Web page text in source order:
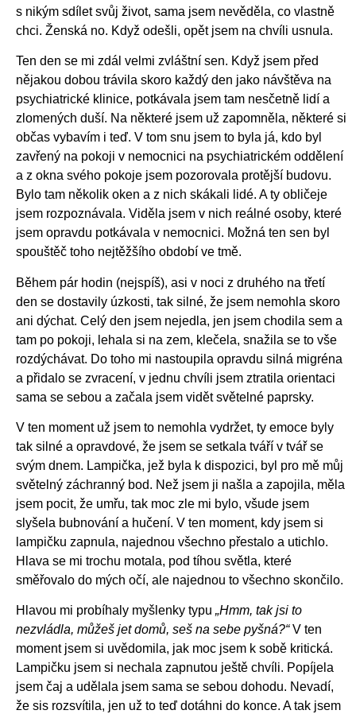
s nikým sdílet svůj život, sama jsem nevěděla, co vlastně
chci. Ženská no. Když odešli, opět jsem na chvíli usnula.
Ten den se mi zdál velmi zvláštní sen. Když jsem před
nějakou dobou trávila skoro každý den jako návštěva na
psychiatrické klinice, potkávala jsem tam nesčetně lidí a
zlomených duší. Na některé jsem už zapomněla, některé si
občas vybavím i teď. V tom snu jsem to byla já, kdo byl
zavřený na pokoji v nemocnici na psychiatrickém oddělení
a z okna svého pokoje jsem pozorovala protější budovu.
Bylo tam několik oken a z nich skákali lidé. A ty obličeje
jsem rozpoznávala. Viděla jsem v nich reálné osoby, které
jsem opravdu potkávala v nemocnici. Možná ten sen byl
spouštěč toho nejtěžšího období ve tmě.
Během pár hodin (nejspíš), asi v noci z druhého na třetí
den se dostavily úzkosti, tak silné, že jsem nemohla skoro
ani dýchat. Celý den jsem nejedla, jen jsem chodila sem a
tam po pokoji, lehala si na zem, klečela, snažila se to vše
rozdýchávat. Do toho mi nastoupila opravdu silná migréna
a přidalo se zvracení, v jednu chvíli jsem ztratila orientaci
sama se sebou a začala jsem vidět světelné paprsky.
V ten moment už jsem to nemohla vydržet, ty emoce byly
tak silné a opravdové, že jsem se setkala tváří v tvář se
svým dnem. Lampička, jež byla k dispozici, byl pro mě můj
světelný záchranný bod. Než jsem ji našla a zapojila, měla
jsem pocit, že umřu, tak moc zle mi bylo, všude jsem
slyšela bubnování a hučení. V ten moment, kdy jsem si
lampičku zapnula, najednou všechno přestalo a utichlo.
Hlava se mi trochu motala, pod tíhou světla, které
směřovalo do mých očí, ale najednou to všechno skončilo.
Hlavou mi probíhaly myšlenky typu „Hmm, tak jsi to
nezvládla, můžeš jet domů, seš na sebe pyšná?“V ten
moment jsem si uvědomila, jak moc jsem k sobě kritická.
Lampičku jsem si nechala zapnutou ještě chvíli. Popíjela
jsem čaj a udělala jsem sama se sebou dohodu. Nevadí,
že sis rozsvítila, jen už to teď dotáhni do konce. A tak jsem